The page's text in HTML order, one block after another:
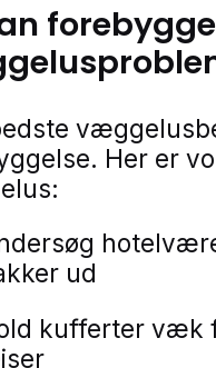
Her er
ud
kufferter væk